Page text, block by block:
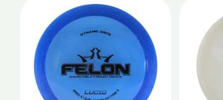
product
heeft
meerdere
variaties.
Deze
product
heeft
variaties.
Deze